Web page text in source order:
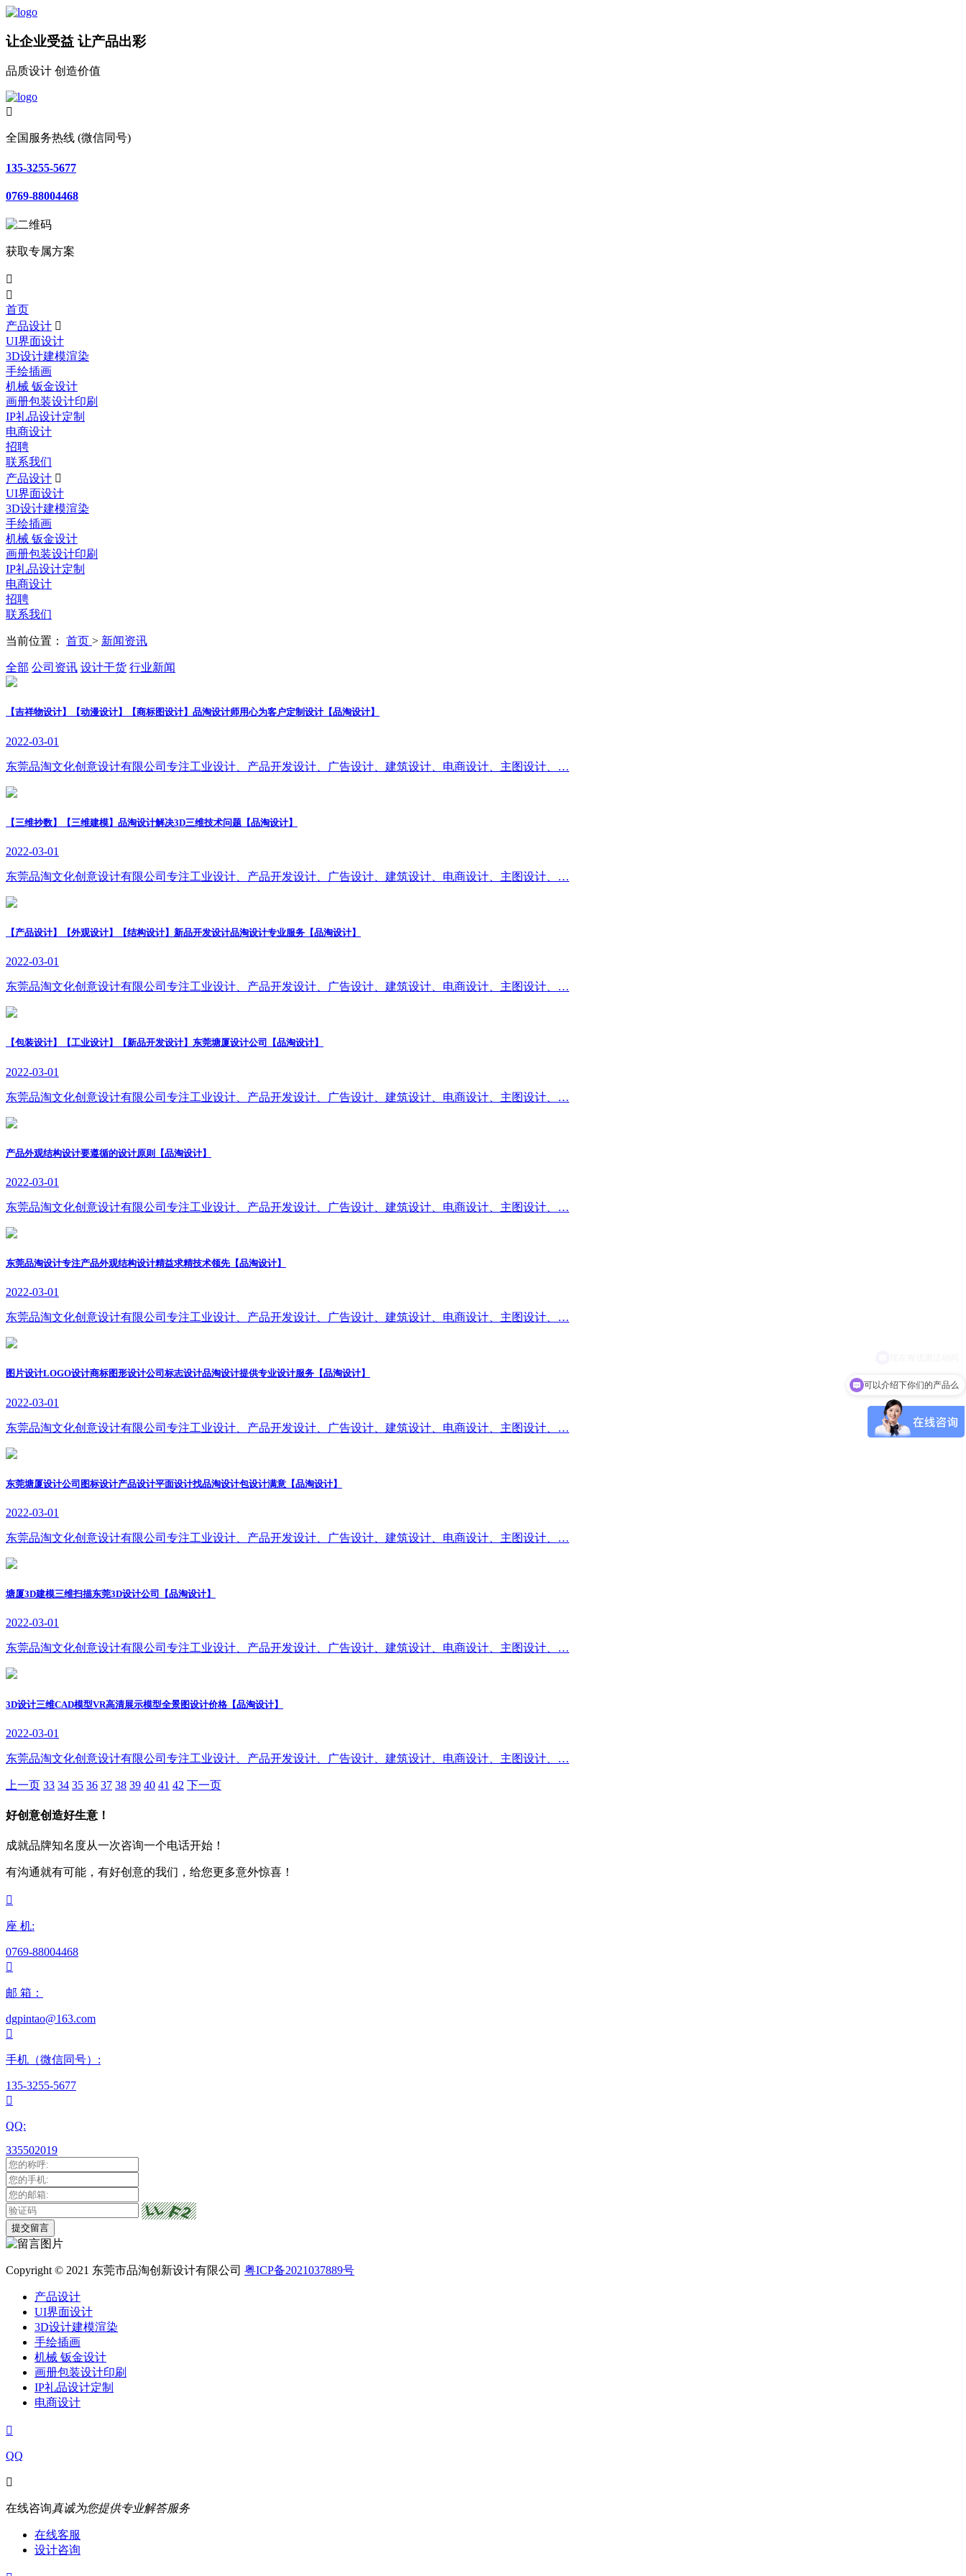
让企业受益 让产品出彩
品质设计 创造价值

全国服务热线 (微信同号)
135-3255-5677
0769-88004468
获取专属方案


首页
产品设计 
UI界面设计
3D设计建模渲染
手绘插画
机械 钣金设计
画册包装设计印刷
IP礼品设计定制
电商设计
招聘
联系我们
产品设计 
UI界面设计
3D设计建模渲染
手绘插画
机械 钣金设计
画册包装设计印刷
IP礼品设计定制
电商设计
招聘
联系我们
当前位置： 首页 > 新闻资讯
全部 公司资讯 设计干货 行业新闻
【吉祥物设计】【动漫设计】【商标图设计】品淘设计师用心为客户定制设计【品淘设计】
2022-03-01
东莞品淘文化创意设计有限公司专注工业设计、产品开发设计、广告设计、建筑设计、电商设计、主图设计、…
【三维抄数】【三维建模】品淘设计解决3D三维技术问题【品淘设计】
2022-03-01
东莞品淘文化创意设计有限公司专注工业设计、产品开发设计、广告设计、建筑设计、电商设计、主图设计、…
【产品设计】【外观设计】【结构设计】新品开发设计品淘设计专业服务【品淘设计】
2022-03-01
东莞品淘文化创意设计有限公司专注工业设计、产品开发设计、广告设计、建筑设计、电商设计、主图设计、…
【包装设计】【工业设计】【新品开发设计】东莞塘厦设计公司【品淘设计】
2022-03-01
东莞品淘文化创意设计有限公司专注工业设计、产品开发设计、广告设计、建筑设计、电商设计、主图设计、…
产品外观结构设计要遵循的设计原则【品淘设计】
2022-03-01
东莞品淘文化创意设计有限公司专注工业设计、产品开发设计、广告设计、建筑设计、电商设计、主图设计、…
东莞品淘设计专注产品外观结构设计精益求精技术领先【品淘设计】
2022-03-01
东莞品淘文化创意设计有限公司专注工业设计、产品开发设计、广告设计、建筑设计、电商设计、主图设计、…
图片设计LOGO设计商标图形设计公司标志设计品淘设计提供专业设计服务【品淘设计】
2022-03-01
东莞品淘文化创意设计有限公司专注工业设计、产品开发设计、广告设计、建筑设计、电商设计、主图设计、…
东莞塘厦设计公司图标设计产品设计平面设计找品淘设计包设计满意【品淘设计】
2022-03-01
东莞品淘文化创意设计有限公司专注工业设计、产品开发设计、广告设计、建筑设计、电商设计、主图设计、…
塘厦3D建模三维扫描东莞3D设计公司【品淘设计】
2022-03-01
东莞品淘文化创意设计有限公司专注工业设计、产品开发设计、广告设计、建筑设计、电商设计、主图设计、…
3D设计三维CAD模型VR高清展示模型全景图设计价格【品淘设计】
2022-03-01
东莞品淘文化创意设计有限公司专注工业设计、产品开发设计、广告设计、建筑设计、电商设计、主图设计、…
上一页 33 34 35 36 37 38 39 40 41 42 下一页
好创意创造好生意！
成就品牌知名度从一次咨询一个电话开始！
有沟通就有可能，有好创意的我们，给您更多意外惊喜！

座 机:
0769-88004468

邮 箱：
dgpintao@163.com

手机（微信同号）:
135-3255-5677

QQ:
335502019
Copyright © 2021 东莞市品淘创新设计有限公司 粤ICP备2021037889号
产品设计
UI界面设计
3D设计建模渲染
手绘插画
机械 钣金设计
画册包装设计印刷
IP礼品设计定制
电商设计

QQ

在线咨询真诚为您提供专业解答服务
在线客服
设计咨询
可以介绍下你们的产品么